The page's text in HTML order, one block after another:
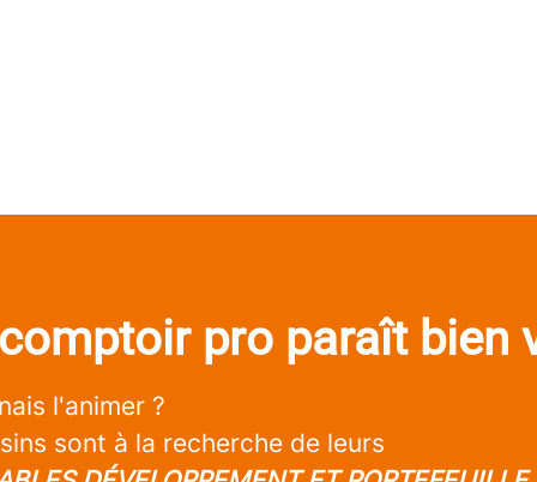
pro paraît bien
l'animer ?
sont à la recherche de leurs